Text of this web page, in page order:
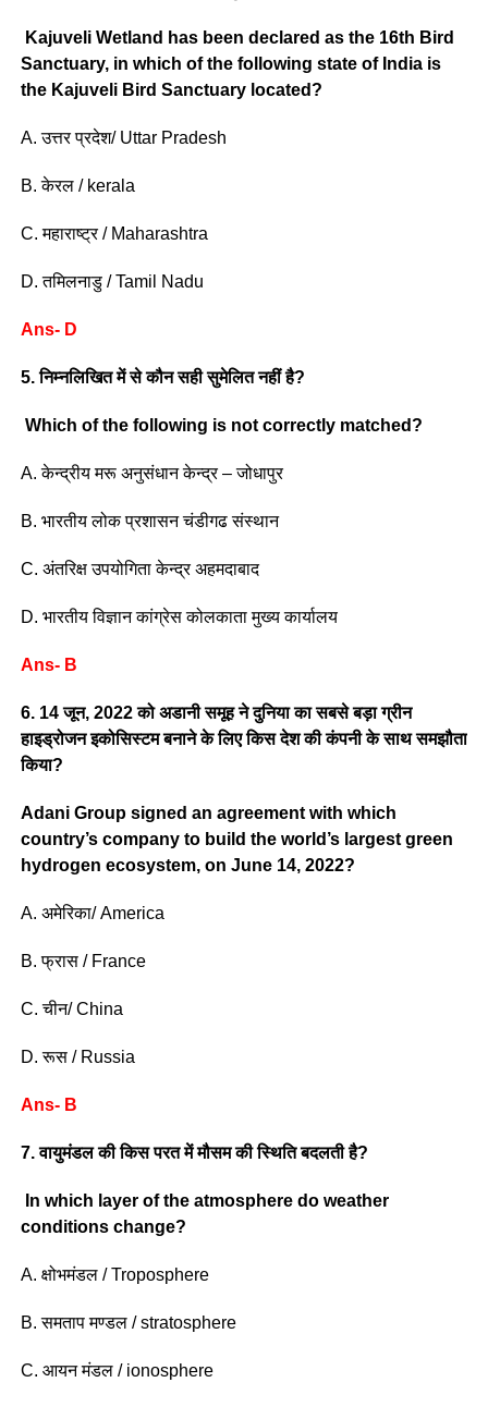
Kajuveli Wetland has been declared as the 16th Bird
Sanctuary, in which of the following state of India is
the Kajuveli Bird Sanctuary located?
A. उत्तर प्रदेश/ Uttar Pradesh
B. केरल / kerala
C. महाराष्ट्र / Maharashtra
D. तमिलनाडु / Tamil Nadu
Ans- D
5. निम्नलिखित में से कौन सही सुमेलित नहीं है?
Which of the following is not correctly matched?
A. केन्द्रीय मरू अनुसंधान केन्द्र – जोधापुर
B. भारतीय लोक प्रशासन चंडीगढ संस्थान
C. अंतरिक्ष उपयोगिता केन्द्र अहमदाबाद
D. भारतीय विज्ञान कांग्रेस कोलकाता मुख्य कार्यालय
Ans- B
6. 14 जून, 2022 को अडानी समूह ने दुनिया का सबसे बड़ा ग्रीन
हाइड्रोजन इकोसिस्टम बनाने के लिए किस देश की कंपनी के साथ समझौता
किया?
Adani Group signed an agreement with which
country’s company to build the world’s largest green
hydrogen ecosystem, on June 14, 2022?
A. अमेरिका/ America
B. फ्रास / France
C. चीन/ China
D. रूस / Russia
Ans- B
7. वायुमंडल की किस परत में मौसम की स्थिति बदलती है?
In which layer of the atmosphere do weather
conditions change?
A. क्षोभमंडल / Troposphere
B. समताप मण्डल / stratosphere
C. आयन मंडल / ionosphere